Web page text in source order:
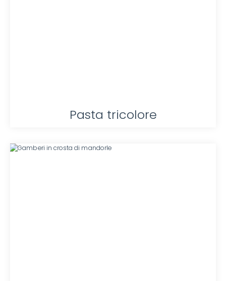
Pasta tricolore